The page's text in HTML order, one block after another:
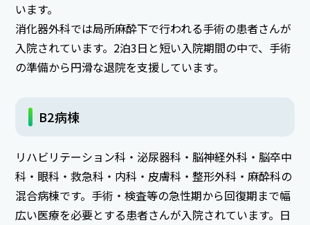
います。
消化器外科では局所麻酔下で行われる手術の患者さんが
入院されています。2泊3日と短い入院期間の中で、手術
の準備から円滑な退院を支援しています。
B2病棟
リハビリテーション科・泌尿器科・脳神経外科・脳卒中
科・眼科・救急科・内科・皮膚科・整形外科・麻酔科の
混合病棟です。手術・検査等の急性期から回復期まで幅
広い医療を必要とする患者さんが入院されています。日